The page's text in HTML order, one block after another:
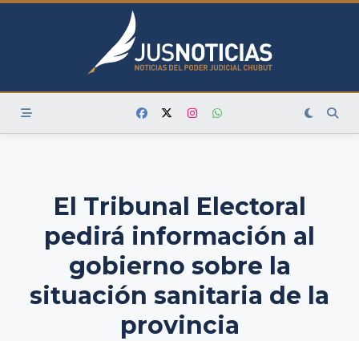
Skip
El Tribunal Electoral
pedirá información al
gobierno sobre la
situación sanitaria de la
provincia